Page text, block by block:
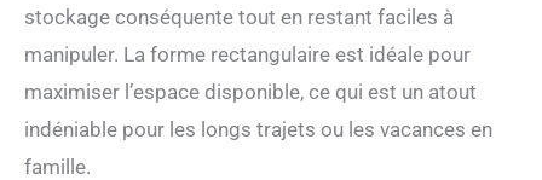
stockage conséquente tout en restant faciles à
manipuler. La forme rectangulaire est idéale pour
maximiser l’espace disponible, ce qui est un atout
indéniable pour les longs trajets ou les vacances en
famille.